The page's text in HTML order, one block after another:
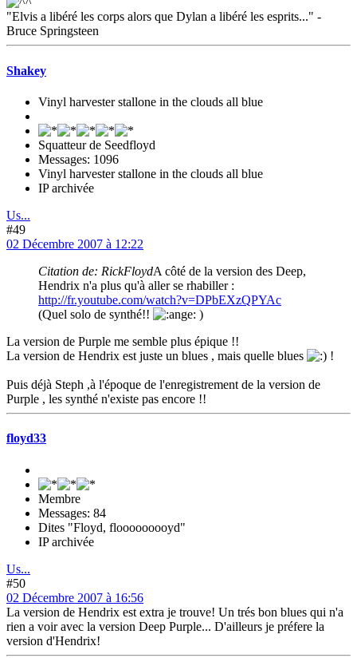
"Elvis a libéré les corps alors que Dylan a libéré les esprits..." -
Bruce Springsteen
Shakey
Vinyl harvester stallone in the clouds all blue
Squatteur de Seedfloyd
Messages: 1096
Vinyl harvester stallone in the clouds all blue
IP archivée
Us...
#49
02 Décembre 2007 à 12:22
Citation de: RickFloydA côté de la version des Deep,
Hendrix n'a plus qu'à aller se rhabiller :
http://fr.youtube.com/watch?v=DPbEXzQPYAc
(Quel solo de synthé!!
)
La version de Purple me semble plus épique !!
La version de Hendrix est juste un blues , mais quelle blues
!
Puis déjà Steph ,à l'époque de l'enregistrement de la version de
Purple , les synthé n'existe pas encore !!
floyd33
Membre
Messages: 84
Dites "Floyd, flooooooooyd"
IP archivée
Us...
#50
02 Décembre 2007 à 16:56
La version de Hendrix est extra je trouve! Un trés bon blues qui n'a
rien a voir avec la version Deep Purple... D'ailleurs je préfere la
version d'Hendrix!